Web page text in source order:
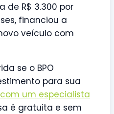
de R$ 3.300 por
financiou a
veículo com
se o BPO
para sua
um especialista
é gratuita e sem